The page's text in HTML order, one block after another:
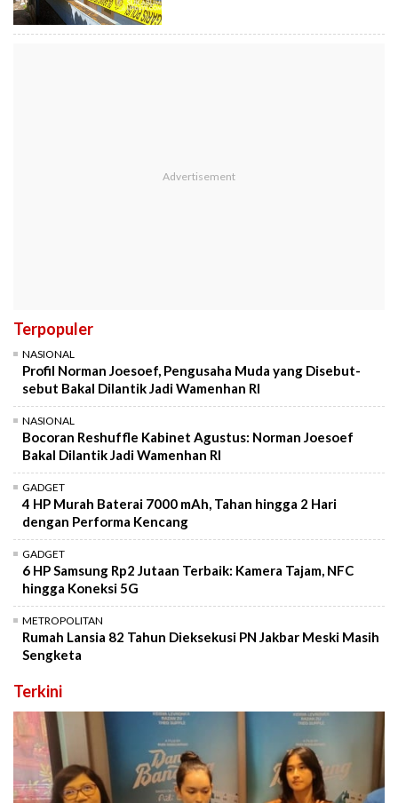
Terpopuler
NASIONAL
Profil Norman Joesoef, Pengusaha Muda yang Disebut-
sebut Bakal Dilantik Jadi Wamenhan RI
NASIONAL
Bocoran Reshuffle Kabinet Agustus: Norman Joesoef
Bakal Dilantik Jadi Wamenhan RI
GADGET
4 HP Murah Baterai 7000 mAh, Tahan hingga 2 Hari
dengan Performa Kencang
GADGET
6 HP Samsung Rp2 Jutaan Terbaik: Kamera Tajam, NFC
hingga Koneksi 5G
METROPOLITAN
Rumah Lansia 82 Tahun Dieksekusi PN Jakbar Meski Masih
Sengketa
Terkini